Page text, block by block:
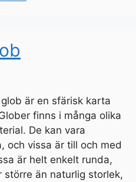
är en sfärisk karta
finns i många olika
De kan vara
och vissa är till och med
är helt enkelt runda,
större än naturlig storlek,